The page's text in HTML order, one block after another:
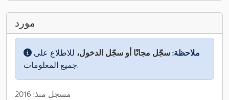
مورد
ملاحظة: سجّل مجانًا أو سجّل الدخول، للاطلاع على
جميع المعلومات.
مسجل منذ: 2016